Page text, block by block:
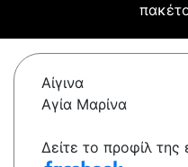
Αίγινα
Αγία Μαρίνα
Δείτε το προφίλ της